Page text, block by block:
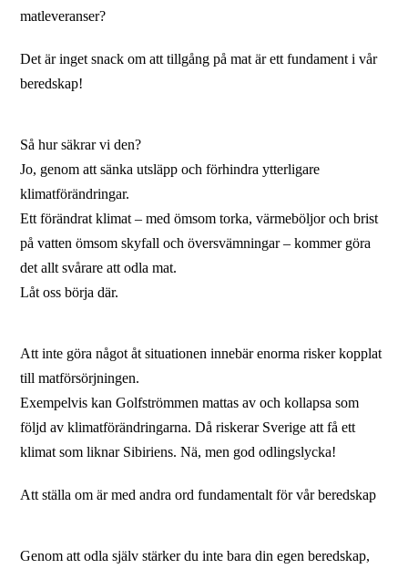
matleveranser?
Det är inget snack om att tillgång på mat är ett fundament i vår
beredskap!
Så hur säkrar vi den?
Jo, genom att sänka utsläpp och förhindra ytterligare
klimatförändringar.
Ett förändrat klimat – med ömsom torka, värmeböljor och brist
på vatten ömsom skyfall och översvämningar – kommer göra
det allt svårare att odla mat.
Låt oss börja där.
Att inte göra något åt situationen innebär enorma risker kopplat
till matförsörjningen.
Exempelvis kan Golfströmmen mattas av och kollapsa som
följd av klimatförändringarna. Då riskerar Sverige att få ett
klimat som liknar Sibiriens. Nä, men god odlingslycka!
Att ställa om är med andra ord fundamentalt för vår beredskap
Genom att odla själv stärker du inte bara din egen beredskap,